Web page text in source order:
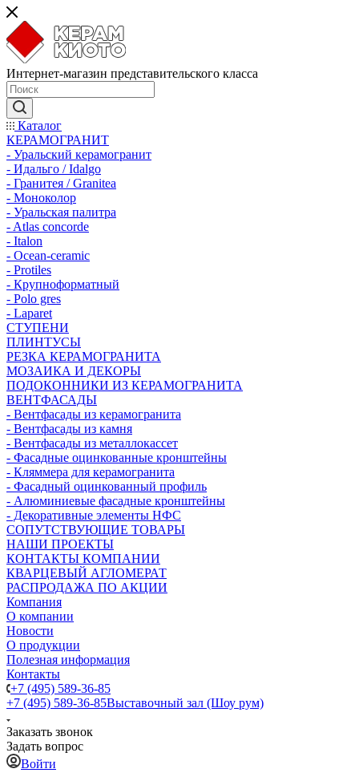
Интернет-магазин представительского класса
Каталог
КЕРАМОГРАНИТ
- Уральский керамогранит
- Идальго / Idalgo
- Гранитея / Granitea
- Моноколор
- Уральская палитра
- Atlas concorde
- Italon
- Ocean-ceramic
- Protiles
- Крупноформатный
- Polo gres
- Laparet
СТУПЕНИ
ПЛИНТУСЫ
РЕЗКА КЕРАМОГРАНИТА
МОЗАИКА И ДЕКОРЫ
ПОДОКОННИКИ ИЗ КЕРАМОГРАНИТА
ВЕНТФАСАДЫ
- Вентфасады из керамогранита
- Вентфасады из камня
- Вентфасады из металлокассет
- Фасадные оцинкованные кронштейны
- Кляммера для керамогранита
- Фасадный оцинкованный профиль
- Алюминиевые фасадные кронштейны
- Декоративные элементы НФС
СОПУТСТВУЮЩИЕ ТОВАРЫ
НАШИ ПРОЕКТЫ
КОНТАКТЫ КОМПАНИИ
КВАРЦЕВЫЙ АГЛОМЕРАТ
РАСПРОДАЖА ПО АКЦИИ
Компания
О компании
Новости
О продукции
Полезная информация
Контакты
+7 (495) 589-36-85
+7 (495) 589-36-85Выставочный зал (Шоу рум)
Заказать звонок
Задать вопрос
Войти